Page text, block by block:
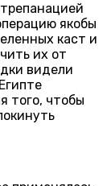
якобы
каст и
их от
видели
того, чтобы